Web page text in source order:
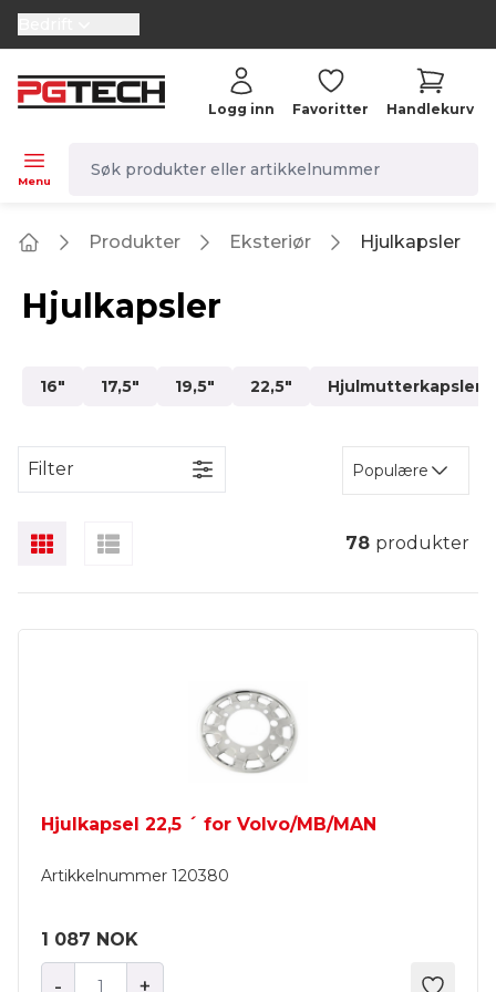
selector.vat
Menu
Logg inn Favoritter Handlekurv
Produkter Eksteriør Hjulkapsler
Hjulkapsler
16" 17,5" 19,5" 22,5" Hjulmutterkapsler
Filter Populære
78 produkter
Hjulkapsel 22,5 ´ for Volvo/MB/MAN
Artikkelnummer 120380
1 087 NOK
- +